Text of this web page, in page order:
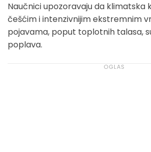
Naučnici upozoravaju da klimatska
češćim i intenzivnijim ekstremnim
pojavama, poput toplotnih talasa,
poplava.